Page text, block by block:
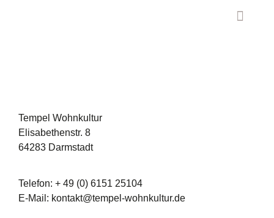
Tempel Wohnkultur
Elisabethenstr. 8
64283 Darmstadt
Telefon: + 49 (0) 6151 25104
E-Mail: kontakt@tempel-wohnkultur.de